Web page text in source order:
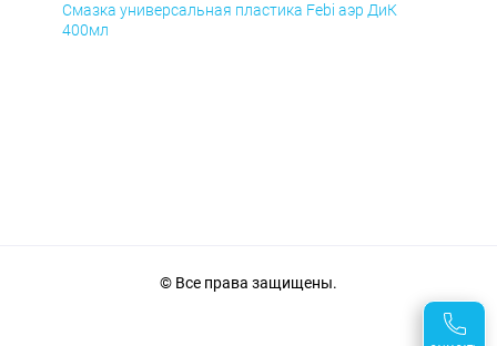
Смазка универсальная пластика Febi аэр ДиК
400мл
© Все права защищены.